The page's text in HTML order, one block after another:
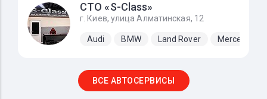
СТО «S-Class»
г. Киев, улица Алматинская, 12
Audi BMW Land Rover Mercedes-
ВСЕ АВТОСЕРВИСЫ